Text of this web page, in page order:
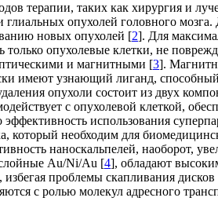
терапии, таких как хирургия и
опухолей головного мозга.
новых опухолей [2]. Для
опухолевые клетки, не
и магнитными [3].
имеют узнающий лиганд, способный
опухоли состоит из двух
с опухолевой клеткой,
использования
который необходим для
наноскальпелей, наоборот,
Au/Ni/Au [4], обладают
проблемы скапливания дисков
с ролью молекул адресного